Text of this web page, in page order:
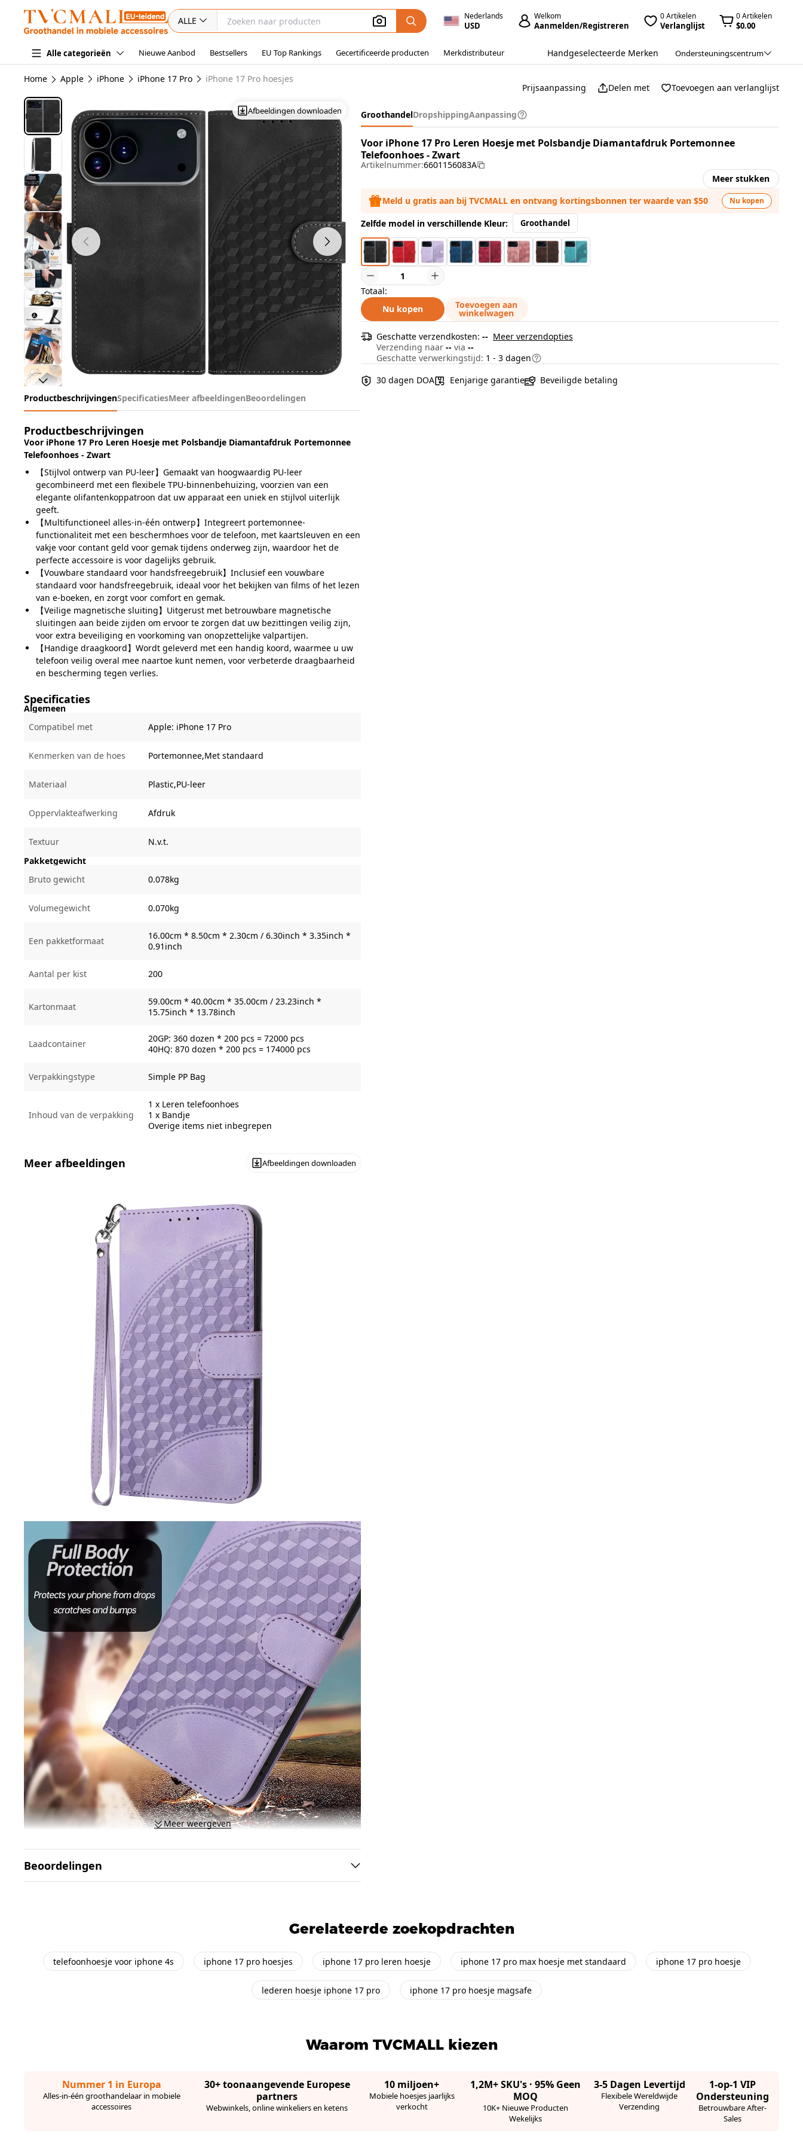
ALLE Nederlands
USD
Welkom
Aanmelden/Registreren
0 Artikelen
Verlanglijst
0 Artikelen
$0.00
Alle categorieën Nieuwe Aanbod Bestsellers EU Top Rankings Gecertificeerde producten Merkdistributeur Handgeselecteerde Merken Ondersteuningscentrum
Home Apple iPhone iPhone 17 Pro iPhone 17 Pro hoesjes
Afbeeldingen downloaden
ProductbeschrijvingenSpecificatiesMeer afbeeldingenBeoordelingen
Productbeschrijvingen
Voor iPhone 17 Pro Leren Hoesje met Polsbandje Diamantafdruk Portemonnee
Telefoonhoes - Zwart
【Stijlvol ontwerp van PU-leer】Gemaakt van hoogwaardig PU-leer
gecombineerd met een flexibele TPU-binnenbehuizing, voorzien van een
elegante olifantenkoppatroon dat uw apparaat een uniek en stijlvol uiterlijk
geeft.
【Multifunctioneel alles-in-één ontwerp】Integreert portemonnee-
functionaliteit met een beschermhoes voor de telefoon, met kaartsleuven en een
vakje voor contant geld voor gemak tijdens onderweg zijn, waardoor het de
perfecte accessoire is voor dagelijks gebruik.
【Vouwbare standaard voor handsfreegebruik】Inclusief een vouwbare
standaard voor handsfreegebruik, ideaal voor het bekijken van films of het lezen
van e-boeken, en zorgt voor comfort en gemak.
【Veilige magnetische sluiting】Uitgerust met betrouwbare magnetische
sluitingen aan beide zijden om ervoor te zorgen dat uw bezittingen veilig zijn,
voor extra beveiliging en voorkoming van onopzettelijke valpartijen.
【Handige draagkoord】Wordt geleverd met een handig koord, waarmee u uw
telefoon veilig overal mee naartoe kunt nemen, voor verbeterde draagbaarheid
en bescherming tegen verlies.
Specificaties
Algemeen
Compatibel met
Apple: iPhone 17 Pro
Kenmerken van de hoes Portemonnee,Met standaard
Materiaal Plastic,PU-leer
Oppervlakteafwerking Afdruk
Textuur
N.v.t.
Pakketgewicht
Bruto gewicht
0.078kg
Volumegewicht 0.070kg
Een pakketformaat
16.00cm * 8.50cm * 2.30cm / 6.30inch * 3.35inch *
0.91inch
Aantal per kist 200
Kartonmaat
59.00cm * 40.00cm * 35.00cm / 23.23inch *
15.75inch * 13.78inch
Laadcontainer
20GP: 360 dozen * 200 pcs = 72000 pcs
40HQ: 870 dozen * 200 pcs = 174000 pcs
Verpakkingstype Simple PP Bag
Inhoud van de verpakking
1 x Leren telefoonhoes
1 x Bandje
Overige items niet inbegrepen
Meer afbeeldingen Afbeeldingen downloaden
Meer weergeven
Beoordelingen
Prijsaanpassing Delen met Toevoegen aan verlanglijst
GroothandelDropshippingAanpassing
Voor iPhone 17 Pro Leren Hoesje met Polsbandje Diamantafdruk Portemonnee
Telefoonhoes - Zwart
Artikelnummer:6601156083A
Meer stukken
Meld u gratis aan bij TVCMALL en ontvang kortingsbonnen ter waarde van $50
Nu kopen
Zelfde model in verschillende Kleur: Groothandel
Totaal:
Nu kopen
Toevoegen aan
winkelwagen
Geschatte verzendkosten: -- Meer verzendopties
Verzending naar -- via --
Geschatte verwerkingstijd: 1 - 3 dagen
30 dagen DOA
Eenjarige garantie Beveiligde betaling
Gerelateerde zoekopdrachten
telefoonhoesje voor iphone 4s iphone 17 pro hoesjes iphone 17 pro leren hoesje iphone 17 pro max hoesje met standaard iphone 17 pro hoesje
lederen hoesje iphone 17 pro iphone 17 pro hoesje magsafe
Waarom TVCMALL kiezen
Nummer 1 in Europa
Alles-in-één groothandelaar in mobiele
accessoires
30+ toonaangevende Europese
partners
Webwinkels, online winkeliers en ketens
10 miljoen+
Mobiele hoesjes jaarlijks
verkocht
1,2M+ SKU's · 95% Geen
MOQ
10K+ Nieuwe Producten
Wekelijks
3-5 Dagen Levertijd
Flexibele Wereldwijde
Verzending
1-op-1 VIP
Ondersteuning
Betrouwbare After-
Sales